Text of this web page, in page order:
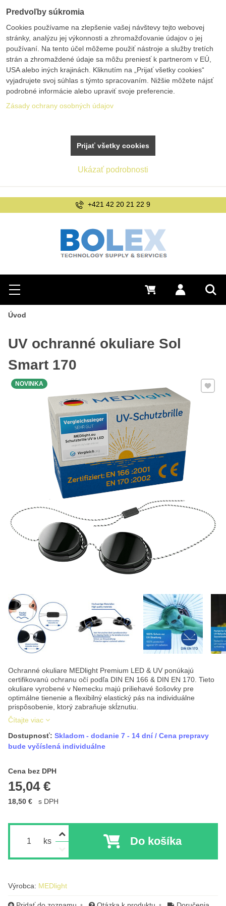
Hľadať
Menu Prihlásiť sa
0 €
Úvod
UV ochranné okuliare Sol
Smart 170
Ochranné okuliare MEDlight Premium LED & UV ponúkajú
certifikovanú ochranu očí podľa DIN EN 166 & DIN EN 170. Tieto
okuliare vyrobené v Nemecku majú priliehavé šošovky pre
optimálne tienenie a flexibilný elastický pás na individuálne
prispôsobenie, ktorý zabraňuje skĺznutiu.
Čítajte viac
Pridať
NOVINKA
Dostupnosť: Skladom - dodanie 7 - 14 dní / Cena prepravy
bude vyčíslená individuálne
Cena bez DPH
15,04 €
Cena s DPH
18,50 € s DPH
ks Do košíka
Výrobca: MEDlight
Predvoľby súkromia
Cookies používame na zlepšenie vašej návštevy tejto webovej
stránky, analýzu jej výkonnosti a zhromažďovanie údajov o jej
používaní. Na tento účel môžeme použiť nástroje a služby tretích
strán a zhromaždené údaje sa môžu preniesť k partnerom v EÚ,
USA alebo iných krajinách. Kliknutím na „Prijať všetky cookies“
vyjadrujete svoj súhlas s týmto spracovaním. Nižšie môžete nájsť
podrobné informácie alebo upraviť svoje preferencie.
Zásady ochrany osobných údajov
Ukázať podrobnosti
Prijať všetky cookies